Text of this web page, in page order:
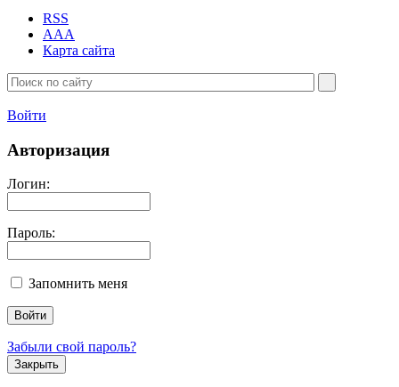
RSS
AAA
Карта сайта
Войти
Авторизация
Логин:
Пароль:
Запомнить меня
Забыли свой пароль?
Закрыть